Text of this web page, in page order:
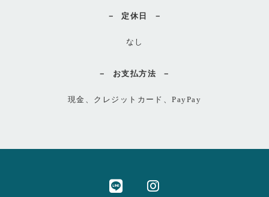
定休日
なし
お支払方法
現金、クレジットカード、PayPay